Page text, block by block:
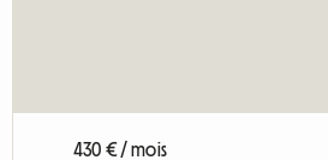
430 € / mois